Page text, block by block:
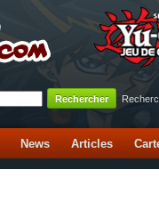
News Articles